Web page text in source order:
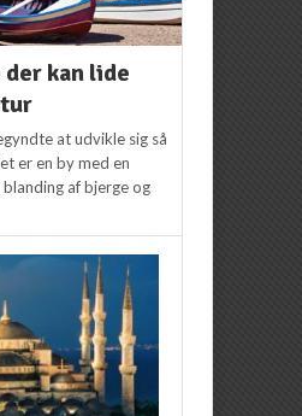
kan lide
at udvikle sig så
er en by med en
af bjerge og